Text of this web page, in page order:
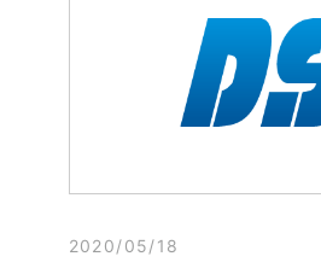
2020/05/18